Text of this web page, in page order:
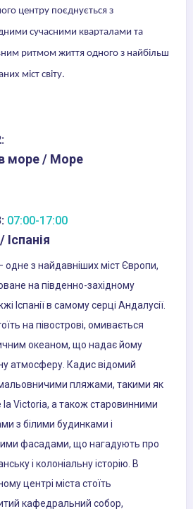
центру поєднується з
сучасними кварталами та
ритмом життя одного з найбільш
міст світу.
море / Море
07:00-17:00
Іспанія
одне з найдавніших міст Європи,
на південно-західному
Іспанії в самому серці Андалусії.
на півострові, омивається
океаном, що надає йому
атмосферу. Кадис відомий
пляжами, такими як
la Victoria, а також старовинними
з білими будинками і
фасадами, що нагадують про
і колоніальну історію. В
центрі міста стоїть
кафедральний собор,